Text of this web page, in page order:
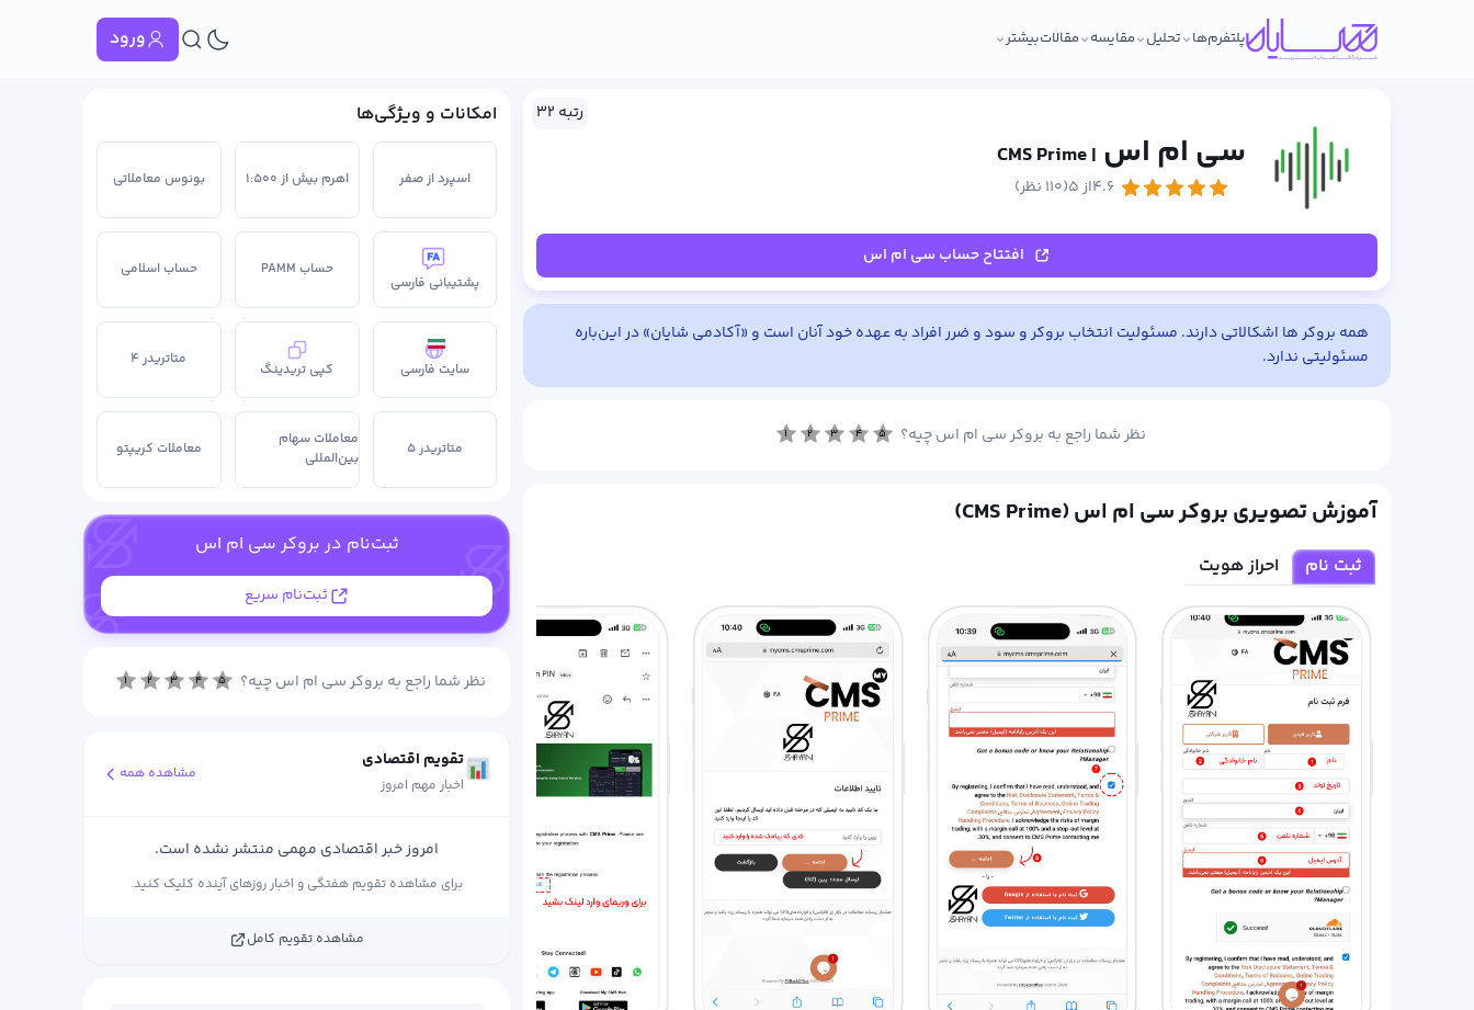
پلتفرم‌ها تحلیل مقایسه مقالاتبیشتر ورود
رتبه ۳۲
سی ام اس | CMS Prime
۴.۶از ۵ (۱۱۰ نظر)
افتتاح حساب سی ام اس
همه بروکر ها اشکالاتی دارند. مسئولیت انتخاب بروکر و سود و ضرر افراد به عهده خود آنان است و «آکادمی شایان» در این‌باره
مسئولیتی ندارد.
نظر شما راجع به بروکر سی ام اس چیه؟ ۱ ۲ ۳ ۴ ۵
آموزش تصویری بروکر سی ام اس (CMS Prime)
ثبت نام احراز هویت
امکانات و ویژگی‌ها
اسپرد از صفر اهرم بیش از ۱:۵۰۰ بونوس معاملاتی
پشتیبانی فارسی
حساب PAMM حساب اسلامی
سایت فارسی کپی تریدینگ
متاتریدر ۴
متاتریدر ۵
معاملات سهام
بین‌المللی
معاملات کریپتو
ثبت‌نام در بروکر سی ام اس
ثبت‌نام سریع
نظر شما راجع به بروکر سی ام اس چیه؟ ۱ ۲ ۳ ۴ ۵
تقویم اقتصادی
اخبار مهم امروز
مشاهده همه
امروز خبر اقتصادی مهمی منتشر نشده است.
برای مشاهده تقویم هفتگی و اخبار روزهای آینده کلیک کنید.
مشاهده تقویم کامل